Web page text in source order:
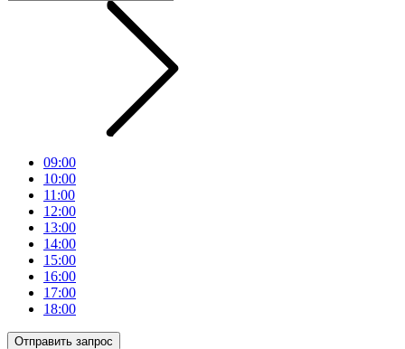
09:00
10:00
11:00
12:00
13:00
14:00
15:00
16:00
17:00
18:00
Отправить запрос